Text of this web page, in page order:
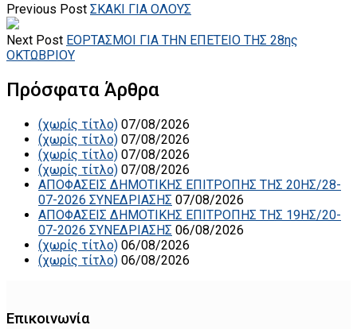
Previous Post ΣΚΑΚΙ ΓΙΑ ΟΛΟΥΣ
Next Post ΕΟΡΤΑΣΜΟΙ ΓΙΑ ΤΗΝ ΕΠΕΤΕΙΟ ΤΗΣ 28ης
ΟΚΤΩΒΡΙΟΥ
Πρόσφατα Άρθρα
(χωρίς τίτλο) 07/08/2026
(χωρίς τίτλο) 07/08/2026
(χωρίς τίτλο) 07/08/2026
(χωρίς τίτλο) 07/08/2026
ΑΠΟΦΑΣΕΙΣ ΔΗΜΟΤΙΚΗΣ ΕΠΙΤΡΟΠΗΣ ΤΗΣ 20ΗΣ/28-
07-2026 ΣΥΝΕΔΡΙΑΣΗΣ 07/08/2026
ΑΠΟΦΑΣΕΙΣ ΔΗΜΟΤΙΚΗΣ ΕΠΙΤΡΟΠΗΣ ΤΗΣ 19ΗΣ/20-
07-2026 ΣΥΝΕΔΡΙΑΣΗΣ 06/08/2026
(χωρίς τίτλο) 06/08/2026
(χωρίς τίτλο) 06/08/2026
Επικοινωνία